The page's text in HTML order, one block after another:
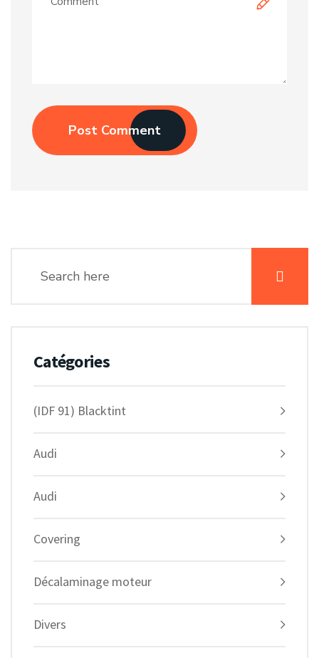
Post Comment
Catégories
(IDF 91) Blacktint
Audi
Audi
Covering
Décalaminage moteur
Divers